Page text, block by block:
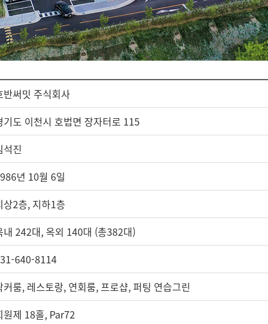
반써밋 주식회사
기도 이천시 호법면 장자터로 115
석진
년 10월 6일
상2층, 지하1층
내 242대, 옥외 140대 (총382대)
640-8114
커룸, 레스토랑, 연회룸, 프로샵, 퍼팅 연습그린
원제 18홀, Par72